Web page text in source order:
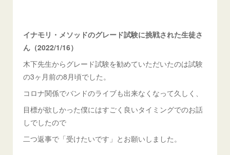
イナモリ・メソッドのグレード試験に挑戦された生徒さ
ん（2022/1/16）
木下先生からグレード試験を勧めていただいたのは試験
の3ヶ月前の8月頃でした。
コロナ関係でバンドのライブも出来なくなって久しく、
目標が欲しかった僕にはすごく良いタイミングでのお話
しでしたので
二つ返事で「受けたいです」とお願いしました。